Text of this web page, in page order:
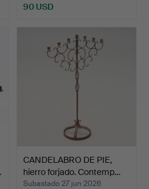
90 USD
CANDELABRO DE PIE,
hierro forjado. Contemp…
Subastado 27 jun 2026